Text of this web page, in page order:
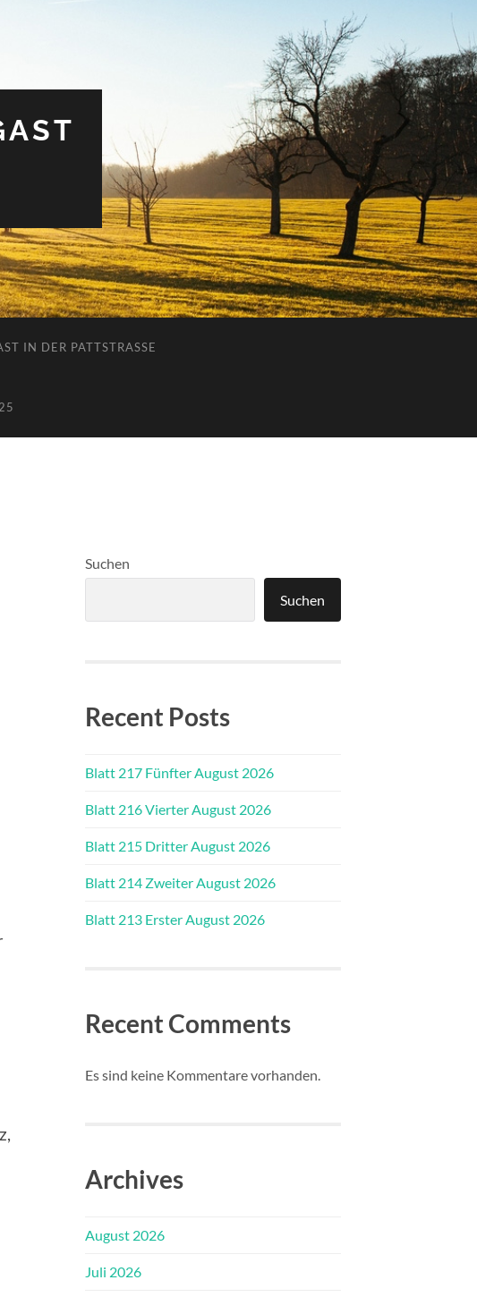
IN DER PATTSTRASSE
Suchen
Suchen
Recent Posts
Blatt 217 Fünfter August 2026
Blatt 216 Vierter August 2026
Blatt 215 Dritter August 2026
Blatt 214 Zweiter August 2026
Blatt 213 Erster August 2026
Recent Comments
Es sind keine Kommentare vorhanden.
Archives
August 2026
Juli 2026